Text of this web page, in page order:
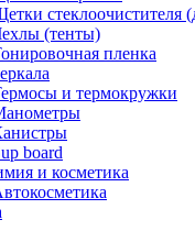
стеклоочистителя
(тенты)
пленка
и термокружки
board
и косметика